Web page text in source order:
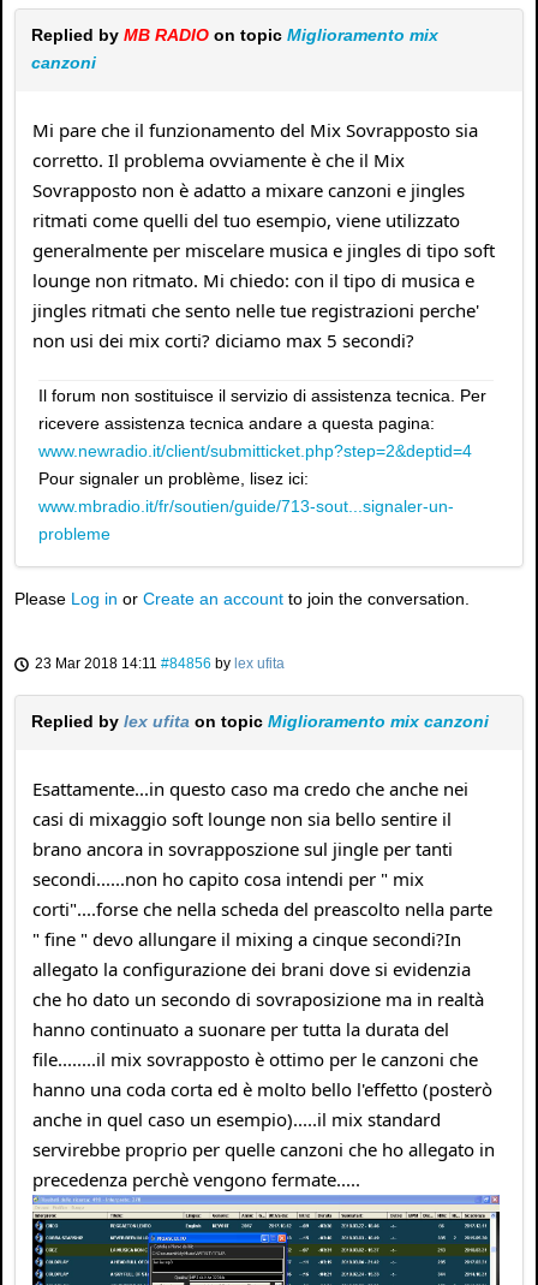
Replied by MB RADIO on topic Miglioramento mix
canzoni
Mi pare che il funzionamento del Mix Sovrapposto sia
corretto. Il problema ovviamente è che il Mix
Sovrapposto non è adatto a mixare canzoni e jingles
ritmati come quelli del tuo esempio, viene utilizzato
generalmente per miscelare musica e jingles di tipo soft
lounge non ritmato. Mi chiedo: con il tipo di musica e
jingles ritmati che sento nelle tue registrazioni perche'
non usi dei mix corti? diciamo max 5 secondi?
Il forum non sostituisce il servizio di assistenza tecnica. Per
ricevere assistenza tecnica andare a questa pagina:
www.newradio.it/client/submitticket.php?step=2&deptid=4
Pour signaler un problème, lisez ici:
www.mbradio.it/fr/soutien/guide/713-sout...signaler-un-
probleme
Please Log in or Create an account to join the conversation.
23 Mar 2018 14:11 #84856 by lex ufita
Replied by lex ufita on topic Miglioramento mix canzoni
Esattamente...in questo caso ma credo che anche nei
casi di mixaggio soft lounge non sia bello sentire il
brano ancora in sovrapposzione sul jingle per tanti
secondi......non ho capito cosa intendi per " mix
corti"....forse che nella scheda del preascolto nella parte
" fine " devo allungare il mixing a cinque secondi?In
allegato la configurazione dei brani dove si evidenzia
che ho dato un secondo di sovraposizione ma in realtà
hanno continuato a suonare per tutta la durata del
file........il mix sovrapposto è ottimo per le canzoni che
hanno una coda corta ed è molto bello l'effetto (posterò
anche in quel caso un esempio).....il mix standard
servirebbe proprio per quelle canzoni che ho allegato in
precedenza perchè vengono fermate.....